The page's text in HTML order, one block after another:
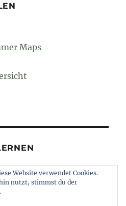
Maps
Website verwendet Cookies.
nutzt, stimmst du der